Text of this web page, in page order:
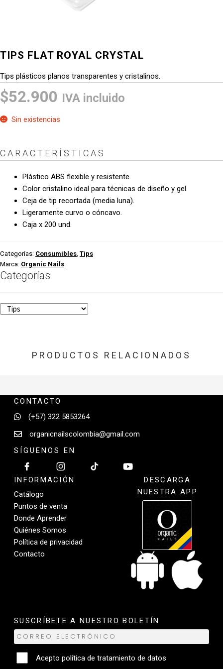
TIPS FLAT ROYAL CRYSTAL
Tips plásticos planos transparentes y cristalinos.
$52.900 IVA incluido
Sin existencias
CARACTERÍSTICAS
Plástico ABS flexible y resistente.
Color cristalino ideal para técnicas de diseño y gel.
Ceja de tip recortada (media luna).
Ligeramente curvo o cóncavo.
Caja x 200 und.
Categorías: Consumibles Tips
Marca: Organic Nails
Categorías
PRODUCTOS RELACIONADOS
CONTACTO
(+57) 322 5853264
organicnailscolombia@gmail.com
SÍGUENOS EN
INFORMACIÓN
Catálogo
Puntos de venta
Donde Aprender
Quiénes Somos
Política de privacidad
Contacto
DESCARGA
NUESTRA APP
SUSCRÍBETE A NUESTRO BOLETÍN
Acepto política de tratamiento de datos